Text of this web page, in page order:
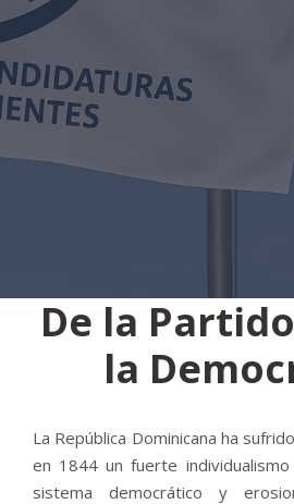
De la
la
La República Dominicana ha
en 1844 un fuerte
sistema democrático y